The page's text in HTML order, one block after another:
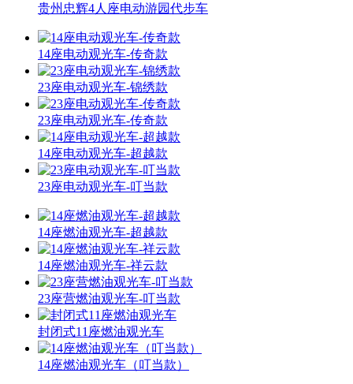
贵州忠辉4人座电动游园代步车
14座电动观光车-传奇款
23座电动观光车-锦绣款
23座电动观光车-传奇款
14座电动观光车-超越款
23座电动观光车-叮当款
14座燃油观光车-超越款
14座燃油观光车-祥云款
23座营燃油观光车-叮当款
封闭式11座燃油观光车
14座燃油观光车（叮当款）